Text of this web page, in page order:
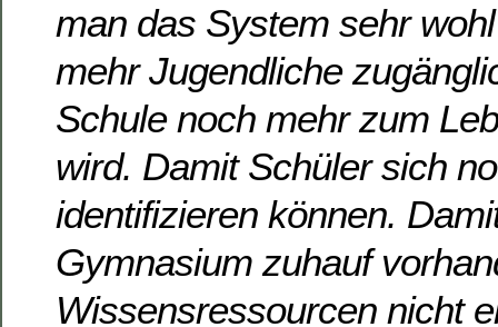
man das System sehr
mehr Jugendliche
Schule noch mehr zum
wird. Damit Schüler sich
identifizieren können.
Gymnasium zuhauf
Wissensressourcen nicht